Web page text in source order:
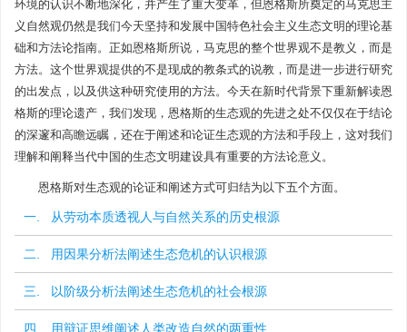
环境的认识不断地深化，并产生了重大变革，但恩格斯所奠定的马克思主
义自然观仍然是我们今天坚持和发展中国特色社会主义生态文明的理论基
础和方法论指南。正如恩格斯所说，马克思的整个世界观不是教义，而是
方法。这个世界观提供的不是现成的教条式的说教，而是进一步进行研究
的出发点，以及供这种研究使用的方法。今天在新时代背景下重新解读恩
格斯的理论遗产，我们发现，恩格斯的生态观的先进之处不仅仅在于结论
的深邃和高瞻远瞩，还在于阐述和论证生态观的方法和手段上，这对我们
理解和阐释当代中国的生态文明建设具有重要的方法论意义。
恩格斯对生态观的论证和阐述方式可归结为以下五个方面。
一. 从劳动本质透视人与自然关系的历史根源
二. 用因果分析法阐述生态危机的认识根源
三. 以阶级分析法阐述生态危机的社会根源
四. 用辩证思维阐述人类改造自然的两重性